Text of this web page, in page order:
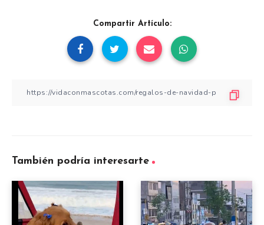
Compartir Artículo:
También podría interesarte